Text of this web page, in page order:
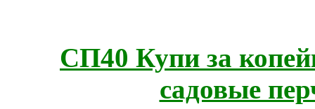
СП40 Купи за
садовые